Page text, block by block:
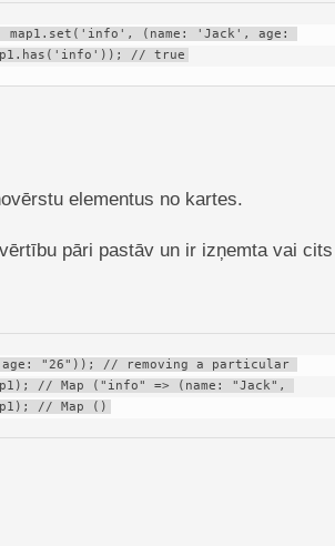
map1.set('info', (name: 'Jack', age:
// true
elementus no kartes.
pāri pastāv un ir izņemta vai cits
age: "26")); // removing a particular
// Map ("info" => (name: "Jack",
// Map ()